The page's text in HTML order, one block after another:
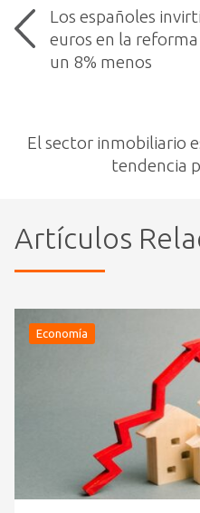
Los españoles
euros en la
un 8% menos
El sector inmobiliario
tendencia
Artículos
Economía